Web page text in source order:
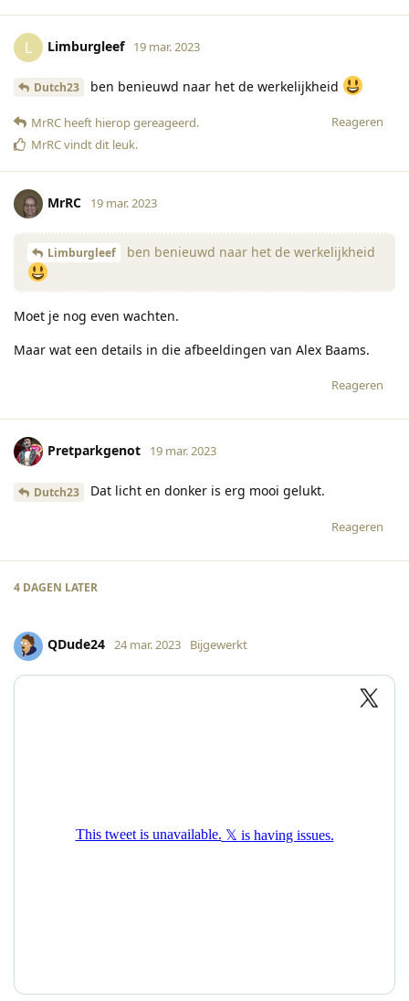
L Limburgleef 19 mar. 2023
Dutch23 ben benieuwd naar het de werkelijkheid
Reageren
MrRC heeft hierop gereageerd.
MrRCvindt dit leuk.
MrRC 19 mar. 2023
Limburgleef ben benieuwd naar het de werkelijkheid
Moet je nog even wachten.
Maar wat een details in die afbeeldingen van Alex Baams.
Reageren
Pretparkgenot 19 mar. 2023
Dutch23 Dat licht en donker is erg mooi gelukt.
Reageren
4 DAGEN LATER
QDude24 24 mar. 2023 Bijgewerkt